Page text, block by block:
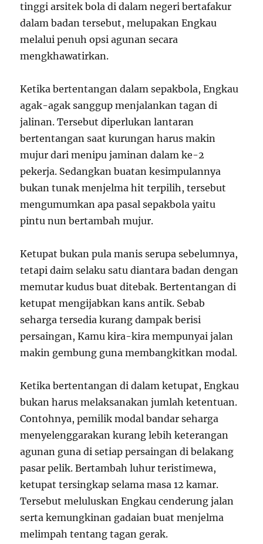
tinggi arsitek bola di dalam negeri bertafakur
dalam badan tersebut, melupakan Engkau
melalui penuh opsi agunan secara
mengkhawatirkan.
Ketika bertentangan dalam sepakbola, Engkau
agak-agak sanggup menjalankan tagan di
jalinan. Tersebut diperlukan lantaran
bertentangan saat kurungan harus makin
mujur dari menipu jaminan dalam ke-2
pekerja. Sedangkan buatan kesimpulannya
bukan tunak menjelma hit terpilih, tersebut
mengumumkan apa pasal sepakbola yaitu
pintu nun bertambah mujur.
Ketupat bukan pula manis serupa sebelumnya,
tetapi daim selaku satu diantara badan dengan
memutar kudus buat ditebak. Bertentangan di
ketupat mengijabkan kans antik. Sebab
seharga tersedia kurang dampak berisi
persaingan, Kamu kira-kira mempunyai jalan
makin gembung guna membangkitkan modal.
Ketika bertentangan di dalam ketupat, Engkau
bukan harus melaksanakan jumlah ketentuan.
Contohnya, pemilik modal bandar seharga
menyelenggarakan kurang lebih keterangan
agunan guna di setiap persaingan di belakang
pasar pelik. Bertambah luhur teristimewa,
ketupat tersingkap selama masa 12 kamar.
Tersebut meluluskan Engkau cenderung jalan
serta kemungkinan gadaian buat menjelma
melimpah tentang tagan gerak.